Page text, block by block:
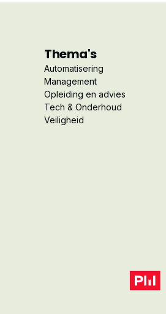
Thema's
Automatisering
Management
Opleiding en advies
Tech & Onderhoud
Veiligheid